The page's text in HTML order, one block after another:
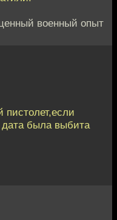
военный опыт
пистолет,если
была выбита